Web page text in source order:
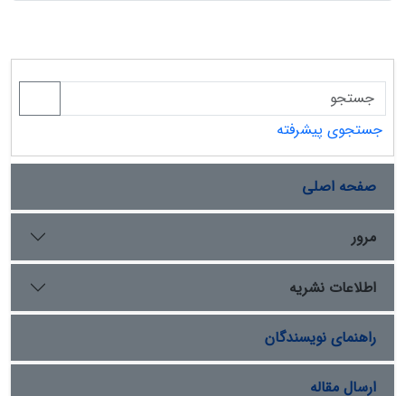
جستجوی پیشرفته
صفحه اصلی
مرور
اطلاعات نشریه
راهنمای نویسندگان
ارسال مقاله